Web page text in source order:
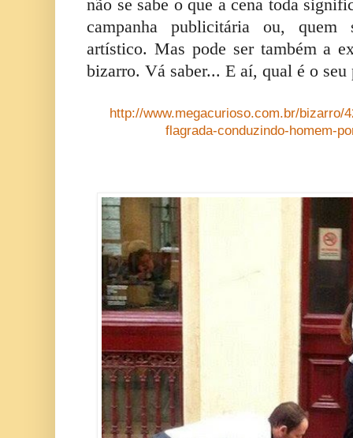
não se sabe o que a cena toda
campanha publicitária ou, quem
artístico. Mas pode ser também a
bizarro. Vá saber... E aí, qual é o seu
http://www.megacurioso.com.br/bizarro/
flagrada-conduzindo-homem-